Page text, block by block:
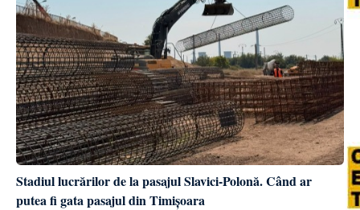
Stadiul lucrărilor de la pasajul Slavici-Polonă. Când ar
putea fi gata pasajul din Timișoara